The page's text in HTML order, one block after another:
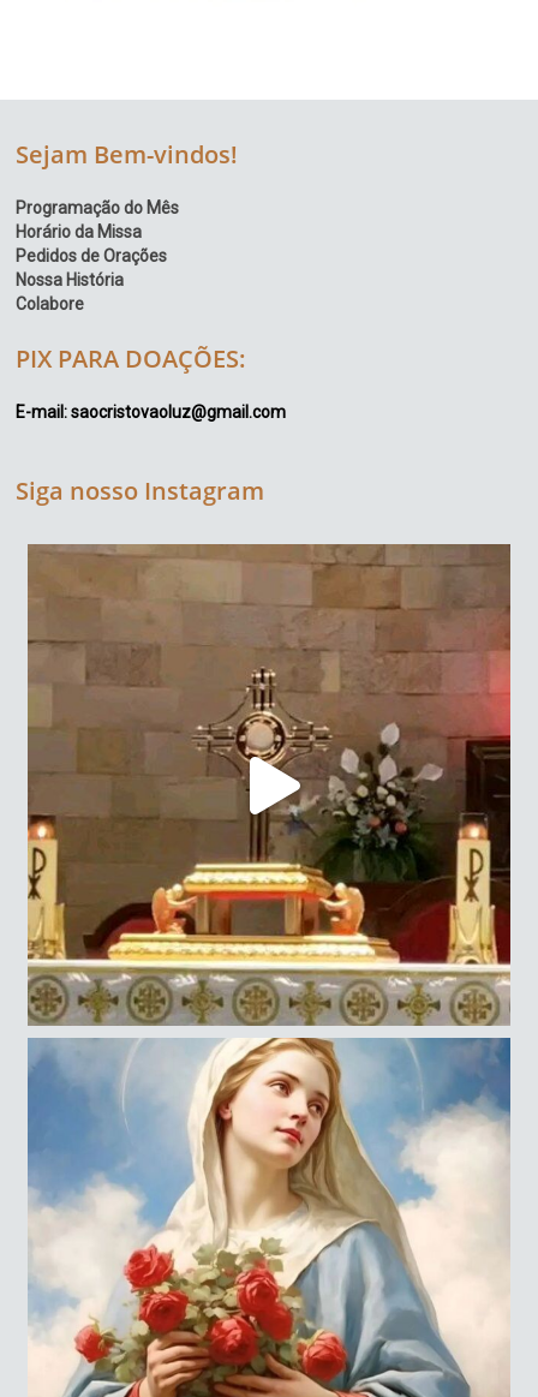
Sejam Bem-vindos!
Programação do Mês
Horário da Missa
Pedidos de Orações
Nossa História
Colabore
PIX PARA DOAÇÕES:
E-mail: saocristovaoluz@gmail.com
Siga nosso Instagram